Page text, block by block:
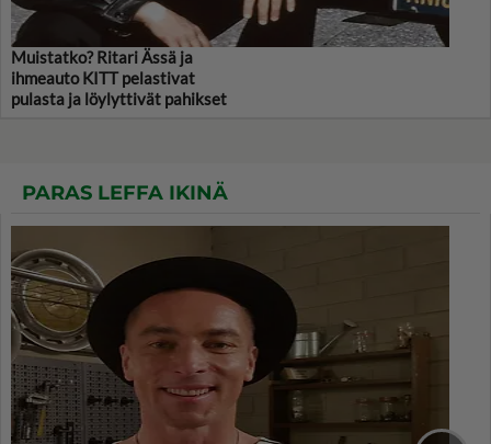
Muistatko? Ritari Ässä ja
ihmeauto KITT pelastivat
pulasta ja löylyttivät pahikset
PARAS LEFFA IKINÄ